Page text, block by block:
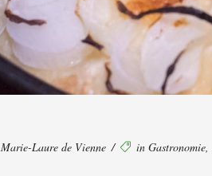
Marie-Laure de Vienne in Gastronomie